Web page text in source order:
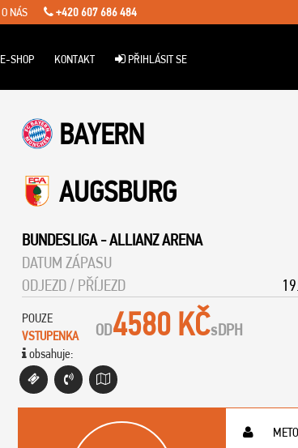
O NÁS +420 607 686 484
E-SHOP KONTAKT PŘIHLÁSIT SE
BAYERN
AUGSBURG
BUNDESLIGA-ALLIANZ ARENA
DATUM ZÁPASU
ODJEZD / PŘÍJEZD
POUZE
VSTUPENKA
obsahuje:
OD4580 KČsDPH